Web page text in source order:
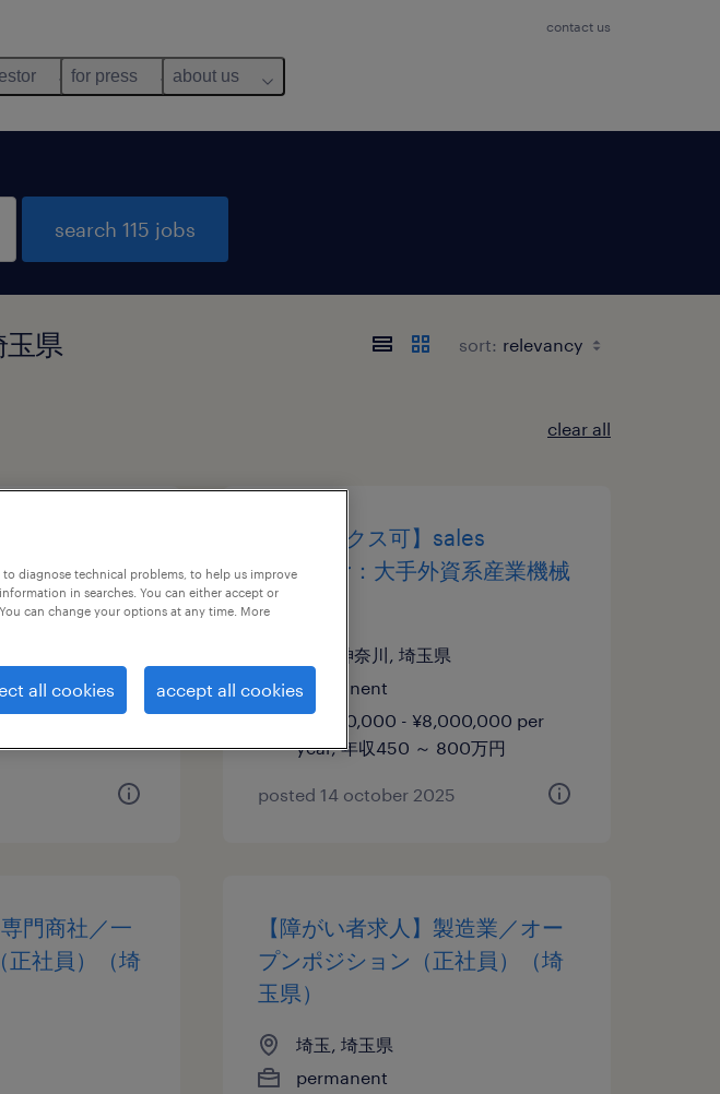
contact us
for press about us
search 115 jobs
玉県 sort:
clear all
カー
per
1,000万円
【フレックス可】sales
engineer：大手外資系産業機械
メーカー
埼玉,神奈川, 埼玉県
permanent
¥4,500,000 - ¥8,000,000 per
year, 年収450 ～ 800万円
posted 14 october 2025
門商社／一
正社員）（埼
【障がい者求人】製造業／オー
プンポジション（正社員）（埼
玉県）
埼玉, 埼玉県
permanent
diagnose technical problems, to help us improve
in searches. You can either accept or
can change your options at any time. More
all cookies accept all cookies